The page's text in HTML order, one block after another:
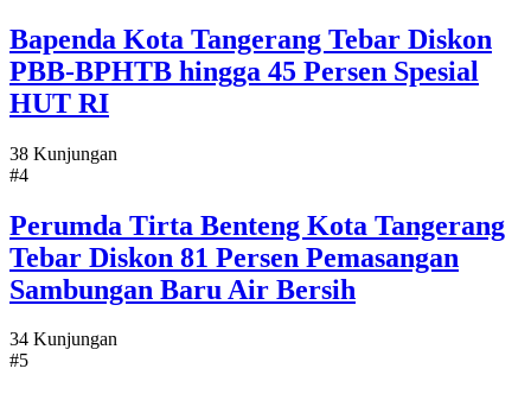
Bapenda Kota Tangerang Tebar Diskon
PBB-BPHTB hingga 45 Persen Spesial
HUT RI
38 Kunjungan
#4
Perumda Tirta Benteng Kota Tangerang
Tebar Diskon 81 Persen Pemasangan
Sambungan Baru Air Bersih
34 Kunjungan
#5